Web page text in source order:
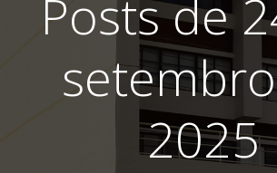
Posts de
2025